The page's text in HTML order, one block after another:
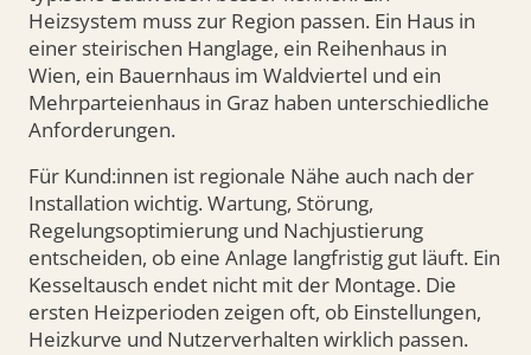
Heizsystem muss zur Region passen. Ein Haus in
einer steirischen Hanglage, ein Reihenhaus in
Wien, ein Bauernhaus im Waldviertel und ein
Mehrparteienhaus in Graz haben unterschiedliche
Anforderungen.
Für Kund:innen ist regionale Nähe auch nach der
Installation wichtig. Wartung, Störung,
Regelungsoptimierung und Nachjustierung
entscheiden, ob eine Anlage langfristig gut läuft. Ein
Kesseltausch endet nicht mit der Montage. Die
ersten Heizperioden zeigen oft, ob Einstellungen,
Heizkurve und Nutzerverhalten wirklich passen.